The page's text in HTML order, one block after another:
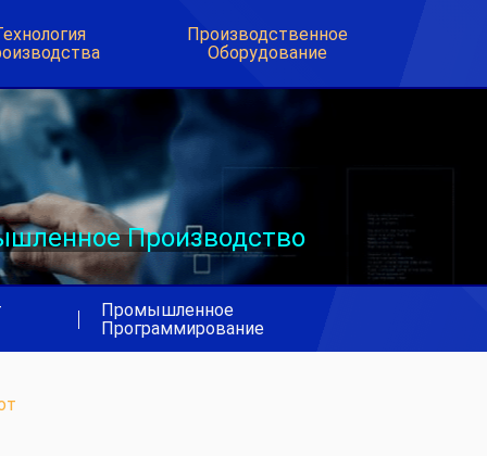
Производственное
Оборудование
Производство
Промышленное
Программирование